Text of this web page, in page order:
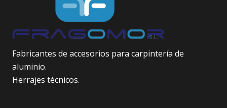
Fabricantes de accesorios para carpintería de
aluminio.
Herrajes técnicos.